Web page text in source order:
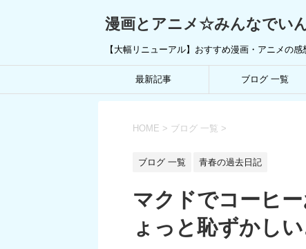
漫画とアニメ☆みんなでい
【大幅リニューアル】おすすめ漫画・アニメの
最新記事 ブログ 一覧
HOME > ブログ 一覧 >
ブログ 一覧 青春の過去日記
マクドでコーヒ
ょっと恥ずかし